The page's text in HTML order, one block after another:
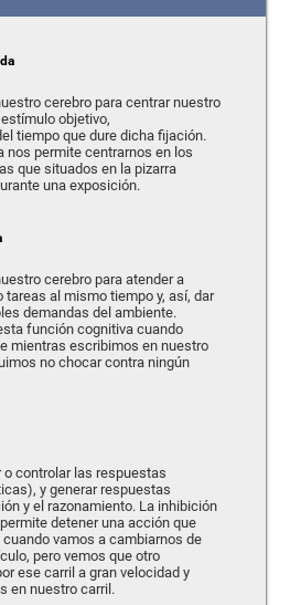
cerebro para centrar nuestro
objetivo,
tiempo que dure dicha fijación.
nos permite centrarnos en los
que situados en la pizarra
una exposición.
cerebro para atender a
al mismo tiempo y, así, dar
demandas del ambiente.
función cognitiva cuando
mientras escribimos en nuestro
no chocar contra ningún
o controlar las respuestas
y generar respuestas
y el razonamiento. La inhibición
detener una acción que
vamos a cambiarnos de
pero vemos que otro
ese carril a gran velocidad y
en nuestro carril.